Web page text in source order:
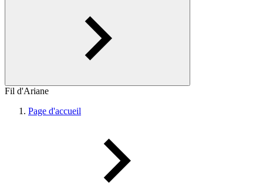
Fil d'Ariane
Page d'accueil